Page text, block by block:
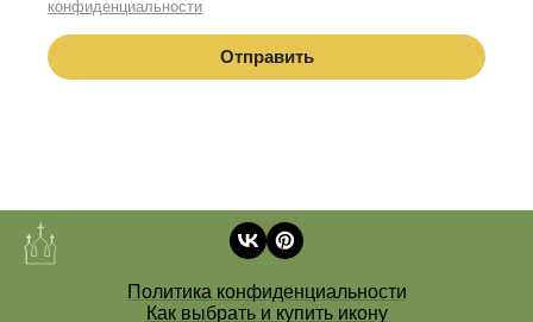
конфиденциальности
Политика конфиденциальности
Как выбрать и купить икону